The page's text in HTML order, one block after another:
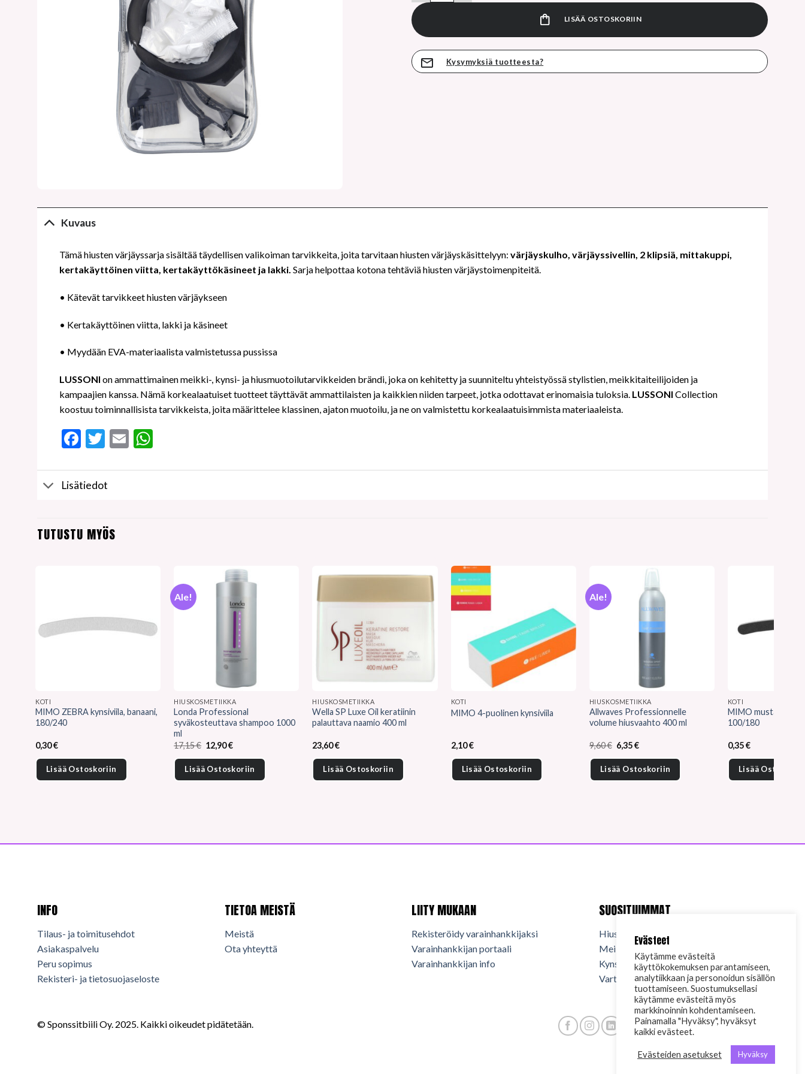
LISÄÄ OSTOSKORIIN
Kysymyksiä tuotteesta?
Kuvaus
Tämä hiusten värjäyssarja sisältää täydellisen valikoiman tarvikkeita, joita tarvitaan hiusten värjäyskäsittelyyn: värjäyskulho, värjäyssivellin, 2 klipsiä, mittakuppi,
kertakäyttöinen viitta, kertakäyttökäsineet ja lakki. Sarja helpottaa kotona tehtäviä hiusten värjäystoimenpiteitä.
• Kätevät tarvikkeet hiusten värjäykseen
• Kertakäyttöinen viitta, lakki ja käsineet
• Myydään EVA-materiaalista valmistetussa pussissa
LUSSONI on ammattimainen meikki-, kynsi- ja hiusmuotoilutarvikkeiden brändi, joka on kehitetty ja suunniteltu yhteistyössä stylistien, meikkitaiteilijoiden ja
kampaajien kanssa. Nämä korkealaatuiset tuotteet täyttävät ammattilaisten ja kaikkien niiden tarpeet, jotka odottavat erinomaisia tuloksia. LUSSONI Collection
koostuu toiminnallisista tarvikkeista, joita määrittelee klassinen, ajaton muotoilu, ja ne on valmistettu korkealaatuisimmista materiaaleista.
Facebook
Twitter
EmailWhatsApp
Lisätiedot
TUTUSTU MYÖS
KOTI
MIMO ZEBRA kynsiviila, banaani,
180/240
0,30€
Lisää Ostoskoriin
Ale!
HIUSKOSMETIIKKA
Londa Professional
syväkosteuttava shampoo 1000
ml
17,15€ Alkuperäinen
hinta
oli:
17,15 €.
12,90€Nykyinen
on:
12,90 €.
Lisää Ostoskoriin
HIUSKOSMETIIKKA
Wella SP Luxe Oil keratiinin
palauttava naamio 400 ml
23,60€
Lisää Ostoskoriin
KOTI
MIMO 4-puolinen kynsiviila
2,10€
Lisää Ostoskoriin
Ale!
HIUSKOSMETIIKKA
Allwaves Professionnelle
volume hiusvaahto 400 ml
9,60€ Alkuperäinen
hinta
oli:
9,60 €.
6,35€Nykyinen
on:
6,35 €.
Lisää Ostoskoriin
KOTI
MIMO musta
100/180
0,35€
Lisää
INFO
Tilaus- ja toimitusehdot
Asiakaspalvelu
Peru sopimus
Rekisteri- ja tietosuojaseloste
TIETOA MEISTÄ
Meistä
Ota yhteyttä
LIITY MUKAAN
Rekisteröidy varainhankkijaksi
Varainhankkijan portaali
Varainhankkijan info
SUOSITUIMMAT
Hiuskosmetiikka
Meikkikosmetiikka
Kynsituotteet
Vartalokosmetiikka
© Sponssitbiili Oy. 2025. Kaikki oikeudet pidätetään.
Evästeet
Käytämme evästeitä
käyttökokemuksen parantamiseen,
analytiikkaan ja personoidun sisällön
tuottamiseen. Suostumuksellasi
käytämme evästeitä myös
markkinoinnin kohdentamiseen.
Painamalla "Hyväksy", hyväksyt
kaikki evästeet.
Evästeiden asetukset Hyväksy